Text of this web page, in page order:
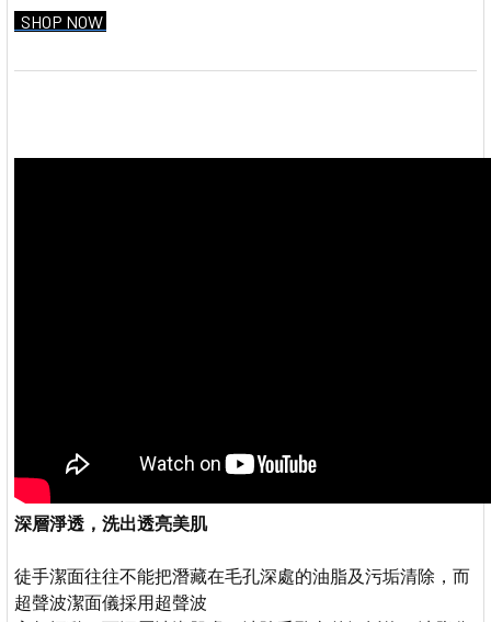
SHOP NOW
深層淨透，洗出透亮美肌
徒手潔面往往不能把潛藏在毛孔深處的油脂及污垢清除，而
超聲波潔面儀採用超聲波